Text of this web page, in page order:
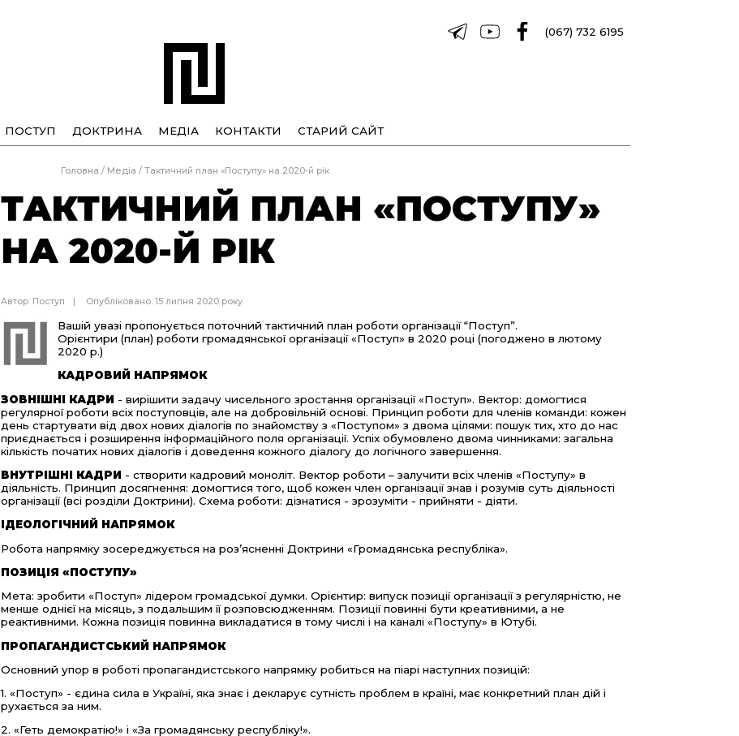
(067) 732 6195
ПОСТУП ДОКТРИНА МЕДІА КОНТАКТИ СТАРИЙ САЙТ
Головна / Медіа / Тактичний план «Поступу» на 2020-й рік
ТАКТИЧНИЙ ПЛАН «ПОСТУПУ»
НА 2020-Й РІК
Автор: Поступ Опубліковано: 15 липня 2020 року
Вашій увазі пропонується поточний тактичний план роботи організації “Поступ”.
Орієнтири (план) роботи громадянської організації «Поступ» в 2020 році (погоджено в лютому
2020 р.)
КАДРОВИЙ НАПРЯМОК
ЗОВНІШНІ КАДРИ - вирішити задачу чисельного зростання організації «Поступ». Вектор: домогтися
регулярної роботи всіх поступовців, але на добровільній основі. Принцип роботи для членів команди: кожен
день стартувати від двох нових діалогів по знайомству з «Поступом» з двома цілями: пошук тих, хто до нас
приєднається і розширення інформаційного поля організації. Успіх обумовлено двома чинниками: загальна
кількість початих нових діалогів і доведення кожного діалогу до логічного завершення.
ВНУТРІШНІ КАДРИ - створити кадровий моноліт. Вектор роботи – залучити всіх членів «Поступу» в
діяльність. Принцип досягнення: домогтися того, щоб кожен член організації знав і розумів суть діяльності
організації (всі розділи Доктрини). Схема роботи: дізнатися - зрозуміти - прийняти - діяти.
ІДЕОЛОГІЧНИЙ НАПРЯМОК
Робота напрямку зосереджується на роз’ясненні Доктрини «Громадянська республіка».
ПОЗИЦІЯ «ПОСТУПУ»
Мета: зробити «Поступ» лідером громадської думки. Орієнтир: випуск позиції організації з регулярністю, не
менше однієї на місяць, з подальшим її розповсюдженням. Позиції повинні бути креативними, а не
реактивними. Кожна позиція повинна викладатися в тому числі і на каналі «Поступу» в Ютубі.
ПРОПАГАНДИСТСЬКИЙ НАПРЯМОК
Основний упор в роботі пропагандистського напрямку робиться на піарі наступних позицій:
1. «Поступ» - єдина сила в Україні, яка знає і декларує сутність проблем в країні, має конкретний план дій і
рухається за ним.
2. «Геть демократію!» і «За громадянську республіку!».